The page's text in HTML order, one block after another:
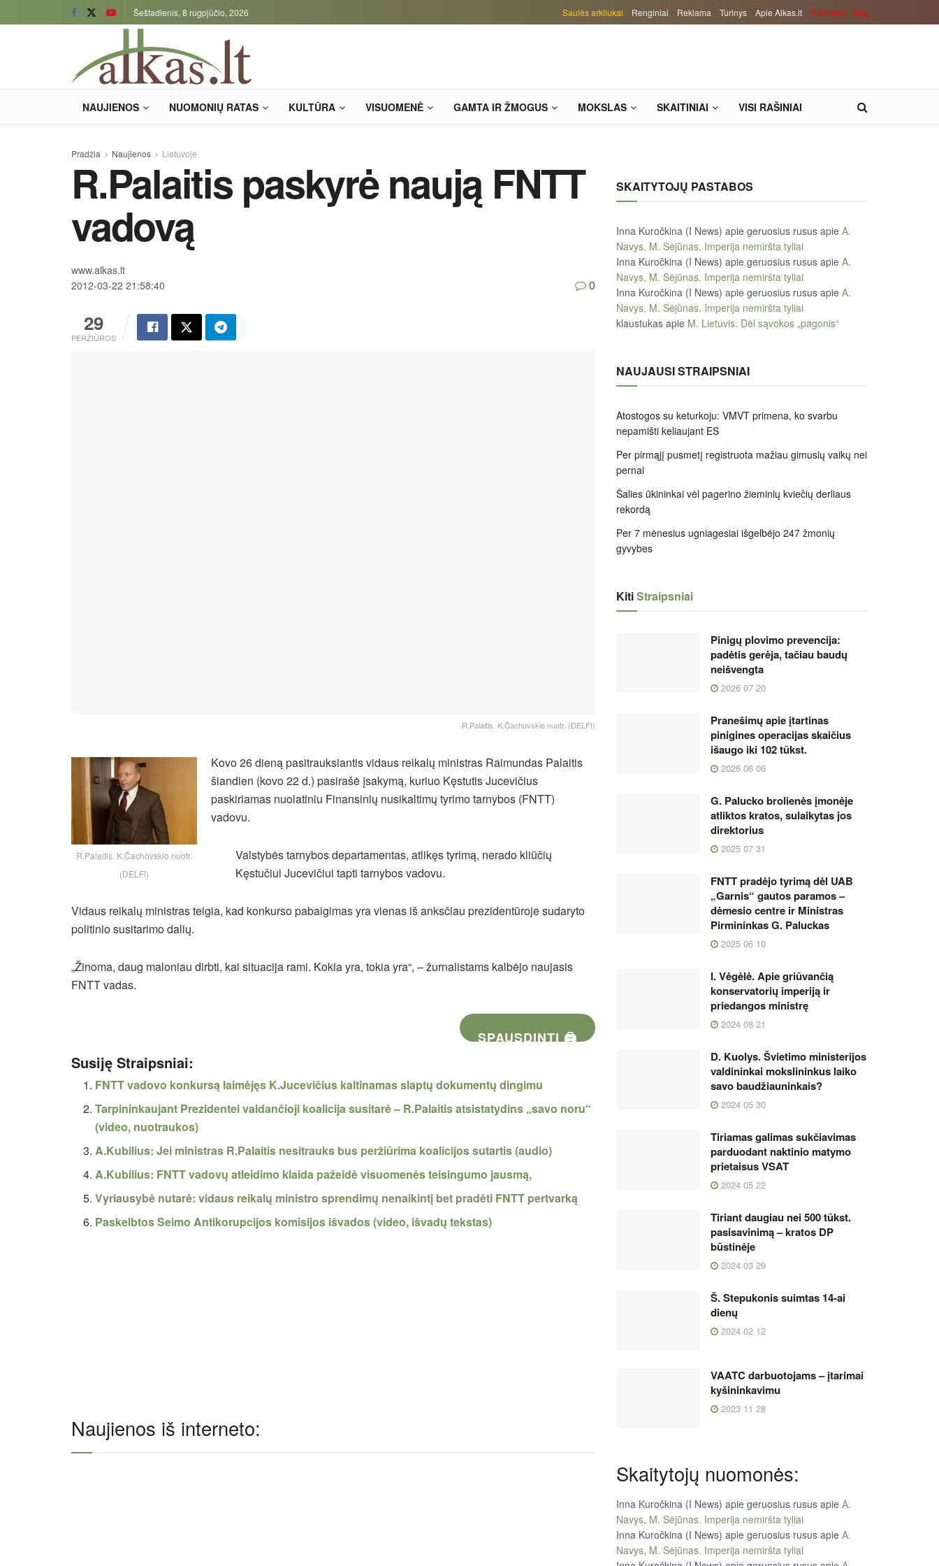
Šeštadienis, 8 rugpjūčio, 2026 Saulės arkliukai Renginiai Reklama Turinys Apie Alkas.lt Paremkite Alką
NAUJIENOS NUOMONIŲ RATAS KULTŪRA VISUOMENĖ GAMTA IR ŽMOGUS MOKSLAS SKAITINIAI VISI RAŠINIAI
Pradžia Naujienos Lietuvoje
R.Palaitis paskyrė naują FNTT
vadovą
www.alkas.lt
2012-03-22 21:58:40
29
PERŽIŪROS
0
R.Palaitis. K.Čachovskio nuotr. (DELFI)
R.Palaitis. K.Čachovskio nuotr.
(DELFI)
Kovo 26 dieną pasitrauksiantis vidaus reikalų ministras Raimundas Palaitis
šiandien (kovo 22 d.) pasirašė įsakymą, kuriuo Kęstutis Jucevičius
paskiriamas nuolatiniu Finansinių nusikaltimų tyrimo tarnybos (FNTT)
vadovu.
Valstybės tarnybos departamentas, atlikęs tyrimą, nerado kliūčių
Kęstučiui Jucevičiui tapti tarnybos vadovu.
Vidaus reikalų ministras teigia, kad konkurso pabaigimas yra vienas iš anksčiau prezidentūroje sudaryto
politinio susitarimo dalių.
„Žinoma, daug maloniau dirbti, kai situacija rami. Kokia yra, tokia yra“, – žurnalistams kalbėjo naujasis
FNTT vadas.
SPAUSDINTI 🖨
Susiję Straipsniai:
FNTT vadovo konkursą laimėjęs K.Jucevičius kaltinamas slaptų dokumentų dingimu
Tarpininkaujant Prezidentei valdančioji koalicija susitarė – R.Palaitis atsistatydins „savo noru“
(video, nuotraukos)
A.Kubilius: Jei ministras R.Palaitis nesitrauks bus peržiūrima koalicijos sutartis (audio)
A.Kubilius: FNTT vadovų atleidimo klaida pažeidė visuomenės teisingumo jausmą,
Vyriausybė nutarė: vidaus reikalų ministro sprendimų nenaikintį bet pradėti FNTT pertvarką
Paskelbtos Seimo Antikorupcijos komisijos išvados (video, išvadų tekstas)
Naujienos iš interneto:
SKAITYTOJŲ PASTABOS
Inna Kuročkina (I News) apie geruosius rusus apie A.
Navys, M. Sėjūnas. Imperija nemiršta tyliai
Inna Kuročkina (I News) apie geruosius rusus apie A.
Navys, M. Sėjūnas. Imperija nemiršta tyliai
Inna Kuročkina (I News) apie geruosius rusus apie A.
Navys, M. Sėjūnas. Imperija nemiršta tyliai
klaustukas apie M. Lietuvis. Dėl sąvokos „pagonis“
NAUJAUSI STRAIPSNIAI
Atostogos su keturkoju: VMVT primena, ko svarbu
nepamišti keliaujant ES
Per pirmąjį pusmetį registruota mažiau gimusių vaikų nei
pernai
Šalies ūkininkai vėl pagerino žieminių kviečių derliaus
rekordą
Per 7 mėnesius ugniagesiai išgelbėjo 247 žmonių
gyvybes
KitiStraipsniai
Pinigų plovimo prevencija:
padėtis gerėja, tačiau baudų
neišvengta
2026 07 20
Pranešimų apie įtartinas
pinigines operacijas skaičius
išaugo iki 102 tūkst.
2026 06 06
G. Palucko brolienės įmonėje
atliktos kratos, sulaikytas jos
direktorius
2025 07 31
FNTT pradėjo tyrimą dėl UAB
„Garnis“ gautos paramos –
dėmesio centre ir Ministras
Pirmininkas G. Paluckas
2025 06 10
I. Vėgėlė. Apie griūvančią
konservatorių imperiją ir
priedangos ministrę
2024 08 21
D. Kuolys. Švietimo ministerijos
valdininkai mokslininkus laiko
savo baudžiauninkais?
2024 05 30
Tiriamas galimas sukčiavimas
parduodant naktinio matymo
prietaisus VSAT
2024 05 22
Tiriant daugiau nei 500 tūkst.
pasisavinimą – kratos DP
būstinėje
2024 03 29
Š. Stepukonis suimtas 14-ai
dienų
2024 02 12
VAATC darbuotojams – įtarimai
kyšininkavimu
2023 11 28
Skaitytojų nuomonės:
Inna Kuročkina (I News) apie geruosius rusus apie A.
Navys, M. Sėjūnas. Imperija nemiršta tyliai
Inna Kuročkina (I News) apie geruosius rusus apie A.
Navys, M. Sėjūnas. Imperija nemiršta tyliai